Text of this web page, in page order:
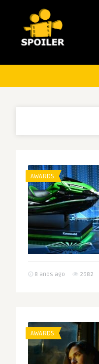
AWARDS
8 anos ago 2682
AWARDS